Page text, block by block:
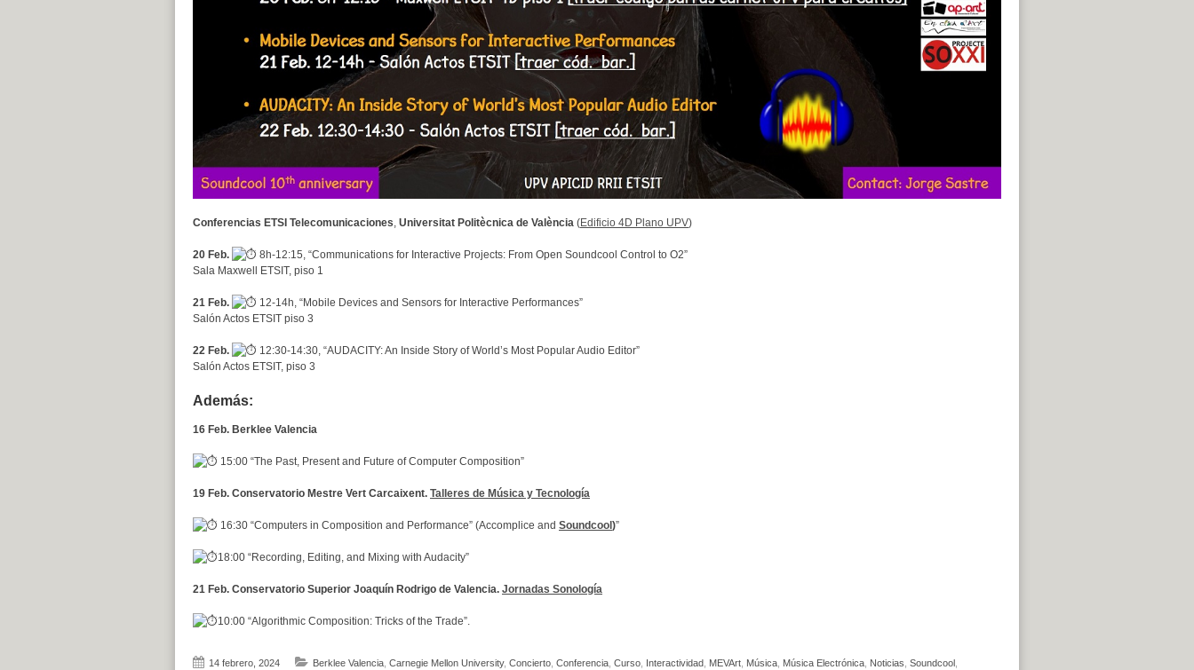
Conferencias ETSI Telecomunicaciones, Universitat Politècnica de València (Edificio 4D Plano UPV)
20 Feb.
8h-12:15, “Communications for Interactive Projects: From Open Soundcool Control to O2”
Sala Maxwell ETSIT, piso 1
21 Feb.
12-14h, “Mobile Devices and Sensors for Interactive Performances”
Salón Actos ETSIT piso 3
22 Feb.
12:30-14:30, “AUDACITY: An Inside Story of World’s Most Popular Audio Editor”
Salón Actos ETSIT, piso 3
Además:
16 Feb. Berklee Valencia
15:00 “The Past, Present and Future of Computer Composition”
19 Feb. Conservatorio Mestre Vert Carcaixent. Talleres de Música y Tecnología
16:30 “Computers in Composition and Performance” (Accomplice and Soundcool)”
18:00 “Recording, Editing, and Mixing with Audacity”
21 Feb. Conservatorio Superior Joaquín Rodrigo de Valencia. Jornadas Sonología
10:00 “Algorithmic Composition: Tricks of the Trade”.
14 febrero, 2024 Berklee Valencia Carnegie Mellon University, Concierto Conferencia Curso Interactividad MEVArt Música Música Electrónica Noticias Soundcool